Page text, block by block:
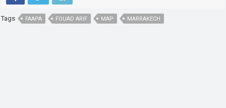
Tags FAAPA FOUAD ARIF MAP MARRAKECH